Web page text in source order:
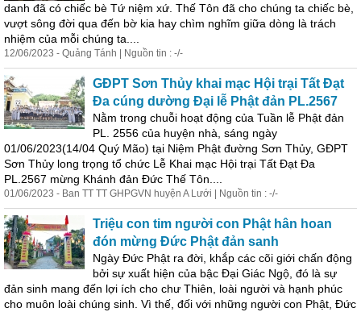
danh đã có chiếc bè Tứ niệm xứ. Thế Tôn đã cho chúng ta chiếc bè,
vượt sông đời qua đến bờ kia hay chìm nghĩm giữa dòng là trách
nhiệm của mỗi chúng ta....
12/06/2023 - Quảng Tánh | Nguồn tin : -/-
GĐPT Sơn Thủy khai mạc Hội trại Tất Đạt
Đa cúng dường Đại lễ Phật đản PL.2567
Nằm trong chuỗi hoạt động của Tuần lễ Phật đản
PL. 2556 của huyện nhà, sáng ngày
01/06/2023(14/04 Quý Mão) tại Niệm Phật đường Sơn Thủy, GĐPT
Sơn Thủy long trọng tổ chức Lễ Khai mạc Hội trại Tất Đạt Đa
PL.2567 mừng Khánh đản Đức Thế Tôn....
01/06/2023 - Ban TT TT GHPGVN huyện A Lưới | Nguồn tin : -/-
Triệu con tim người con Phật hân hoan
đón mừng Đức Phật đản sanh
Ngày Đức Phật ra đời, khắp các cõi giới chấn động
bởi sự xuất hiện của bậc Đại Giác Ngộ, đó là sự
đản sinh mang đến lợi ích cho chư Thiên, loài người và hạnh phúc
cho muôn loài chúng sinh. Vì thế, đối với những người con Phật, Đức